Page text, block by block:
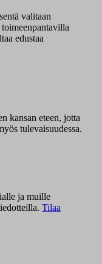
valitaan
edustaa
kansan eteen, jotta
tulevaisuudessa.
ja muille
Tilaa